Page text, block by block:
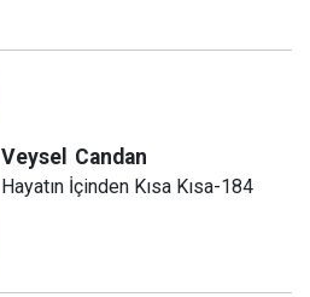
Veysel Candan
Hayatın İçinden Kısa Kısa-184